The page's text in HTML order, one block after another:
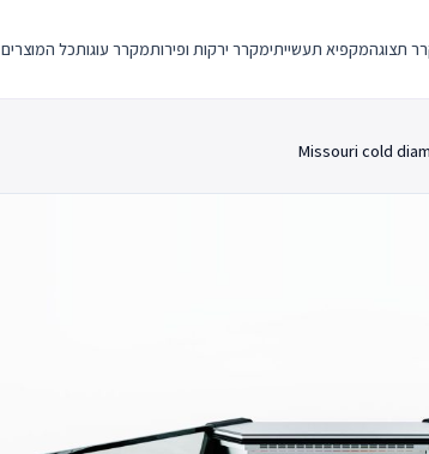
תצוגהמקפיא תעשייתימקרר ירקות ופירותמקרר עוגותכל המוצרים
Missouri cold